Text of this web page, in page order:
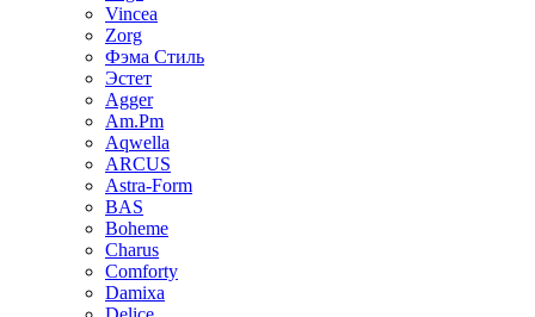
Vincea
Zorg
Фэма Стиль
Эстет
Agger
Am.Pm
Aqwella
ARCUS
Astra-Form
BAS
Boheme
Charus
Comforty
Damixa